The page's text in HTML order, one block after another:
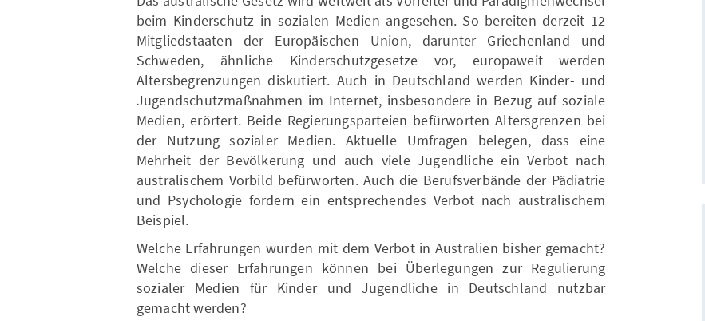
beim Kinderschutz in sozialen Medien angesehen. So bereiten derzeit 12
Mitgliedstaaten der Europäischen Union, darunter Griechenland und
Schweden, ähnliche Kinderschutzgesetze vor, europaweit werden
Altersbegrenzungen diskutiert. Auch in Deutschland werden Kinder- und
Jugendschutzmaßnahmen im Internet, insbesondere in Bezug auf soziale
Medien, erörtert. Beide Regierungsparteien befürworten Altersgrenzen bei
der Nutzung sozialer Medien. Aktuelle Umfragen belegen, dass eine
Mehrheit der Bevölkerung und auch viele Jugendliche ein Verbot nach
australischem Vorbild befürworten. Auch die Berufsverbände der Pädiatrie
und Psychologie fordern ein entsprechendes Verbot nach australischem
Beispiel.
Welche Erfahrungen wurden mit dem Verbot in Australien bisher gemacht?
Welche dieser Erfahrungen können bei Überlegungen zur Regulierung
sozialer Medien für Kinder und Jugendliche in Deutschland nutzbar
gemacht werden?